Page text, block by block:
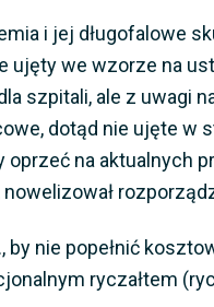
i jej długofalowe
ujęty we wzorze na
szpitali, ale z
dotąd nie ujęte w
oprzeć na
nie popełnić
ryczałtem